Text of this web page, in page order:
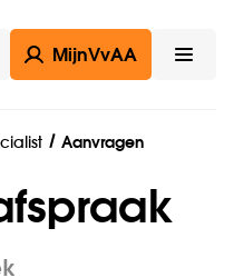
Zoeken
MijnVvAA
Aanvragen